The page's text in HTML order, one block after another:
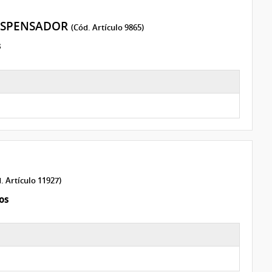
(Cód. Artículo 9865)
Artículo 11927)